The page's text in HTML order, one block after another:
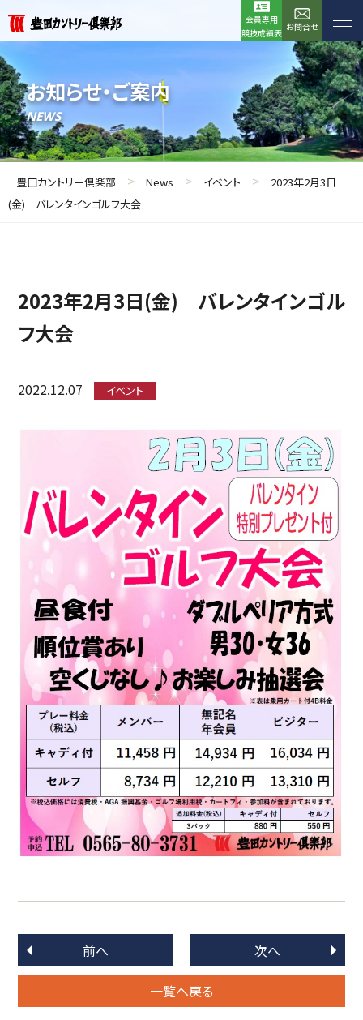
会員専用
競技成績表
お問合せ
お知らせ・ご案内
NEWS
豊田カントリー倶楽部 > News > イベント >
2023年2月3日
(金) バレンタインゴルフ大会
2023年2月3日(金) バレンタインゴル
フ大会
2022.12.07 イベント
前へ
一覧へ戻る
次へ